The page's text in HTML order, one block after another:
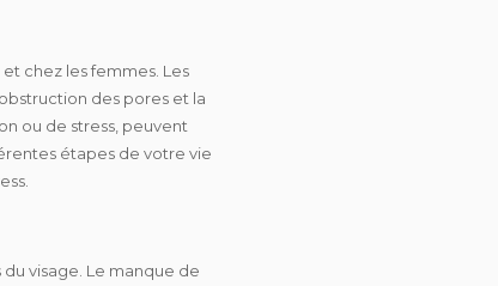
chez les femmes. Les
des pores et la
ou de stress, peuvent
étapes de votre vie
visage. Le manque de